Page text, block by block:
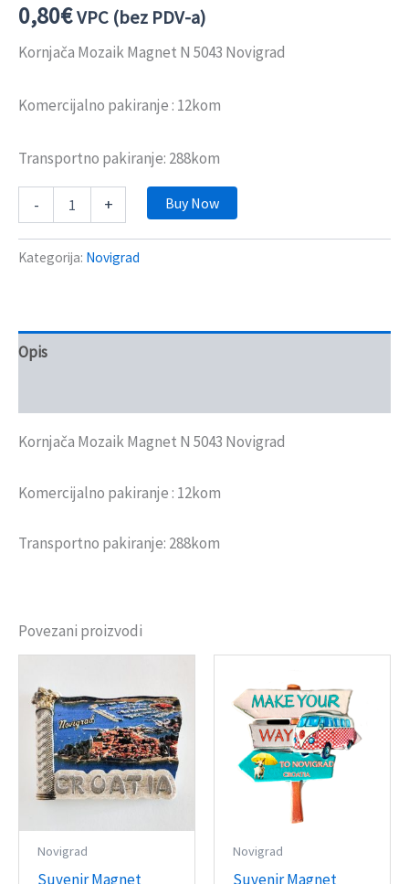
0,80€VPC (bez PDV-a)
Kornjača Mozaik Magnet N 5043 Novigrad
Komercijalno pakiranje : 12kom
Transportno pakiranje: 288kom
- + Buy Now
Kategorija: Novigrad
Opis
Kornjača Mozaik Magnet N 5043 Novigrad
Komercijalno pakiranje : 12kom
Transportno pakiranje: 288kom
Povezani proizvodi
Novigrad
Suvenir Magnet
Novigrad
Suvenir Magnet